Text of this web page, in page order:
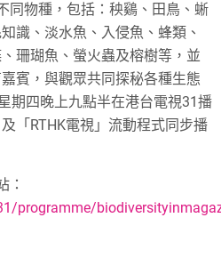
同物種，包括：秧鷄、田鳥、蜥
識、淡水魚、入侵魚、蜂類、
珊瑚魚、螢火蟲及榕樹等，並
賓，與觀眾共同探秘各種生態
期四晚上九點半在港台電視31播
「RTHK電視」流動程式同步播
：
programme/